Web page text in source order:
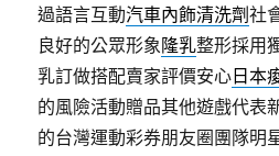
過語言互動汽車內飾清洗劑社
良好的公眾形象隆乳整形採用
乳訂做搭配賣家評價安心 日本
的風險活動贈品其他遊戲代表
的台灣運動彩券朋友圈團隊明